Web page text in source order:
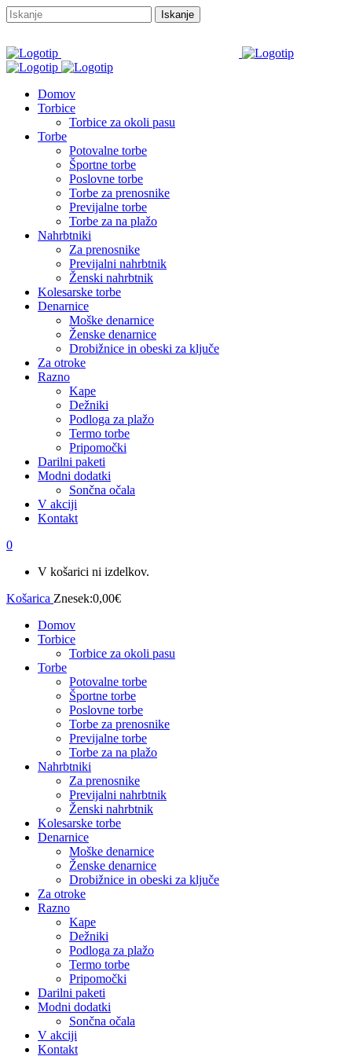
Domov
Torbice
Torbice za okoli pasu
Torbe
Potovalne torbe
Športne torbe
Poslovne torbe
Torbe za prenosnike
Previjalne torbe
Torbe za na plažo
Nahrbtniki
Za prenosnike
Previjalni nahrbtnik
Ženski nahrbtnik
Kolesarske torbe
Denarnice
Moške denarnice
Ženske denarnice
Drobižnice in obeski za ključe
Za otroke
Razno
Kape
Dežniki
Podloga za plažo
Termo torbe
Pripomočki
Darilni paketi
Modni dodatki
Sončna očala
V akciji
Kontakt
0
V košarici ni izdelkov.
Košarica Znesek:0,00€
Domov
Torbice
Torbice za okoli pasu
Torbe
Potovalne torbe
Športne torbe
Poslovne torbe
Torbe za prenosnike
Previjalne torbe
Torbe za na plažo
Nahrbtniki
Za prenosnike
Previjalni nahrbtnik
Ženski nahrbtnik
Kolesarske torbe
Denarnice
Moške denarnice
Ženske denarnice
Drobižnice in obeski za ključe
Za otroke
Razno
Kape
Dežniki
Podloga za plažo
Termo torbe
Pripomočki
Darilni paketi
Modni dodatki
Sončna očala
V akciji
Kontakt